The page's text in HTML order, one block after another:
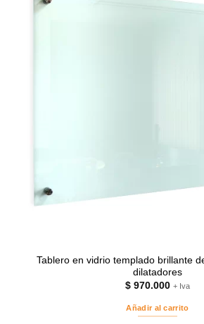
Tablero en vidrio templado brillante
dilatadores
$ 970.000 + Iva
Añadir al carrito